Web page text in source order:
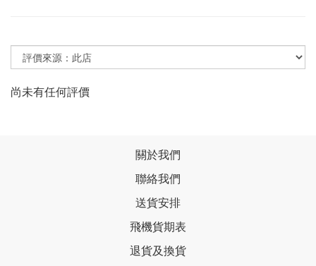
尚未有任何評價
關於我們
聯絡我們
送貨安排
飛機貨期表
退貨及換貨